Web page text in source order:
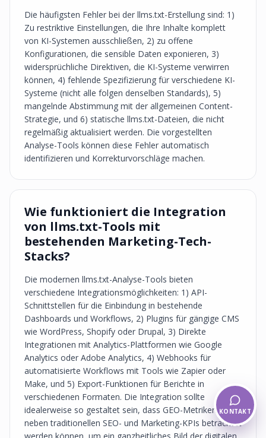
Die häufigsten Fehler bei der llms.txt-Erstellung sind: 1)
Zu restriktive Einstellungen, die Ihre Inhalte komplett
von KI-Systemen ausschließen, 2) zu offene
Konfigurationen, die sensible Daten exponieren, 3)
widersprüchliche Direktiven, die KI-Systeme verwirren
können, 4) fehlende Spezifizierung für verschiedene KI-
Systeme (nicht alle folgen denselben Standards), 5)
mangelnde Abstimmung mit der allgemeinen Content-
Strategie, und 6) statische llms.txt-Dateien, die nicht
regelmäßig aktualisiert werden. Die vorgestellten
Analyse-Tools können diese Fehler automatisch
identifizieren und Korrekturvorschläge machen.
Wie funktioniert die Integration
von llms.txt-Tools mit
bestehenden Marketing-Tech-
Stacks?
Die modernen llms.txt-Analyse-Tools bieten
verschiedene Integrationsmöglichkeiten: 1) API-
Schnittstellen für die Einbindung in bestehende
Dashboards und Workflows, 2) Plugins für gängige CMS
wie WordPress, Shopify oder Drupal, 3) Direkte
Integrationen mit Analytics-Plattformen wie Google
Analytics oder Adobe Analytics, 4) Webhooks für
automatisierte Workflows mit Tools wie Zapier oder
Make, und 5) Export-Funktionen für Berichte in
verschiedenen Formaten. Die Integration sollte
idealerweise so gestaltet sein, dass GEO-Metriken
neben traditionellen SEO- und Marketing-KPIs betrachtet
KONTAKT